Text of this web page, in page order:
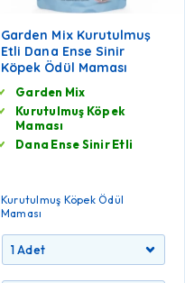
Garden Mix Kurutulmuş
Etli Dana Ense Sinir
Köpek Ödül Maması
Garden Mix
Kurutulmuş Köpek
Maması
Dana Ense Sinir Etli
Kurutulmuş Köpek Ödül
Maması